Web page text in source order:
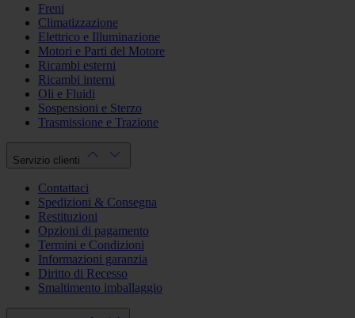
Freni
Climatizzazione
Elettrico e Illuminazione
Motori e Parti del Motore
Ricambi esterni
Ricambi interni
Oli e Fluidi
Sospensioni e Sterzo
Trasmissione e Trazione
Servizio clienti
Contattaci
Spedizioni & Consegna
Restituzioni
Opzioni di pagamento
Termini e Condizioni
Informazioni garanzia
Diritto di Recesso
Smaltimento imballaggio